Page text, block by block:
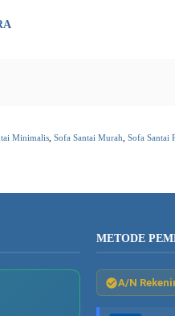
Minimalis Sofa Santai Murah Sofa Santai
METODE
A/N